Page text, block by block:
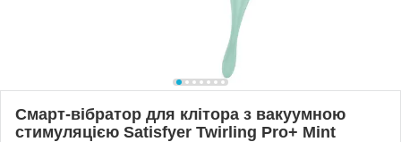
Смарт-вібратор для клітора з вакуумною
стимуляцією Satisfyer Twirling Pro+ Mint